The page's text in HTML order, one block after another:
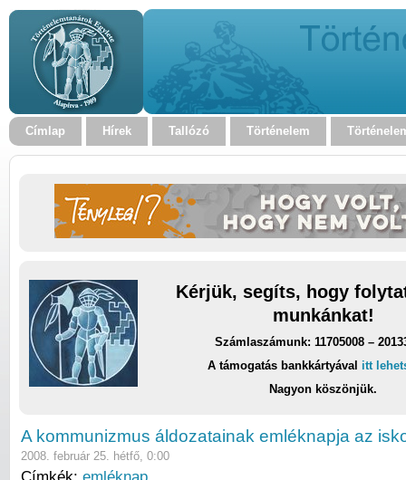
Címlap Hírek Tallózó Történelem
Kérjük, segíts, hogy
munkánkat!
Számlaszámunk: 11705008 –
A támogatás bankkártyával itt
Nagyon köszönjük.
A kommunizmus áldozatainak emléknapja az
2008. február 25. hétfő, 0:00